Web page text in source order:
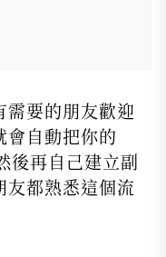
需要的朋友歡迎
會自動把你的
後再自己建立副
友都熟悉這個流